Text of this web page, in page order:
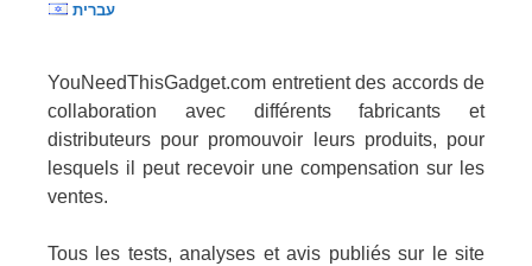
עברית
YouNeedThisGadget.com entretient des accords de
collaboration avec différents fabricants et
distributeurs pour promouvoir leurs produits, pour
lesquels il peut recevoir une compensation sur les
ventes.
Tous les tests, analyses et avis publiés sur le site